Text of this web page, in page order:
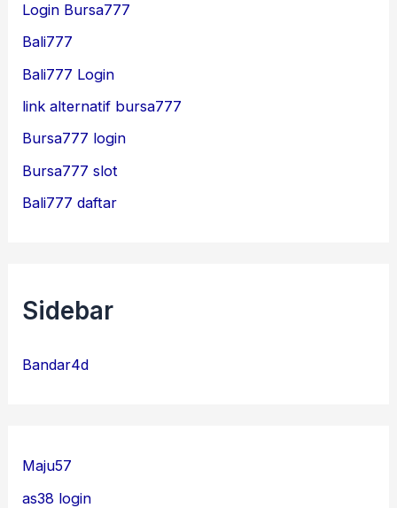
Login Bursa777
Bali777
Bali777 Login
link alternatif bursa777
Bursa777 login
Bursa777 slot
Bali777 daftar
Sidebar
Bandar4d
Maju57
as38 login